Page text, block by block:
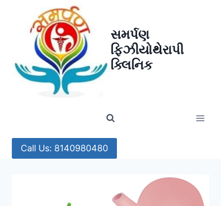
સમર્પણ
ફિઝીયોથેરાપી
ક્લિનિક
Call Us: 8140980480